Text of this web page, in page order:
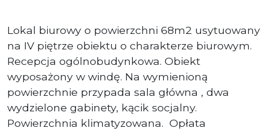
Lokal biurowy o powierzchni 68m2 usytuowany
na IV piętrze obiektu o charakterze biurowym.
Recepcja ogólnobudynkowa. Obiekt
wyposażony w windę. Na wymienioną
powierzchnie przypada sala główna , dwa
wydzielone gabinety, kącik socjalny.
Powierzchnia klimatyzowana. Opłata